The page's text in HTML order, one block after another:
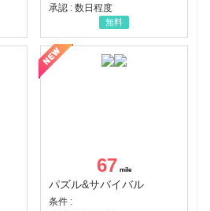
承認 : 数日程度
無料
67
パズル&サバイバル
条件 :